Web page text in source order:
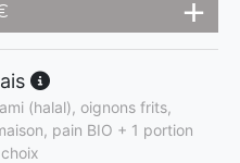
(halal), oignons frits,
pain BIO + 1 portion